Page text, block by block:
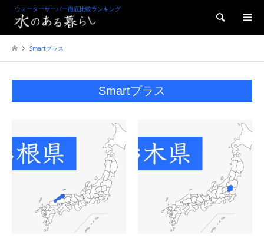
ウォーターサーバー徹底比較ランキング
検索
Smartプラス
Smartプラス